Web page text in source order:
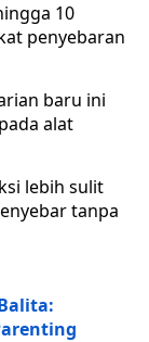
10
penyebaran
baru ini
alat
lebih sulit
tanpa